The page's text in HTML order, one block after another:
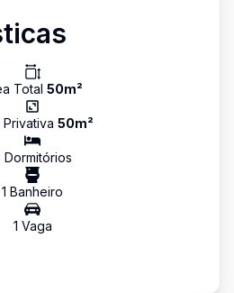
Total 50m²
Privativa 50m²
Dormitórios
1 Banheiro
1 Vaga